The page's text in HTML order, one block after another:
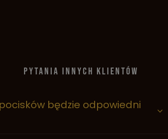
PYTANIA INNYCH KLIENTÓW
będzie odpowiedni